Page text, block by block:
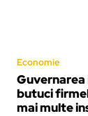
Economie
Guvernarea
butuci
mai multe